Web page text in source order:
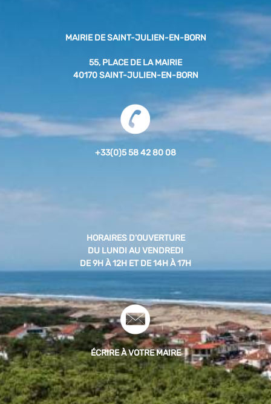
MAIRIE DE SAINT-JULIEN-EN-BORN
55, PLACE DE LA MAIRIE
40170 SAINT-JULIEN-EN-BORN
+33(0)5 58 42 80 08
HORAIRES D'OUVERTURE
DU LUNDI AU VENDREDI
DE 9H À 12H ET DE 14H À 17H
ÉCRIRE À VOTRE MAIRE